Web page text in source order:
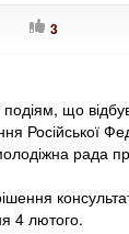
3
що
Російської
рада
4 лютого.